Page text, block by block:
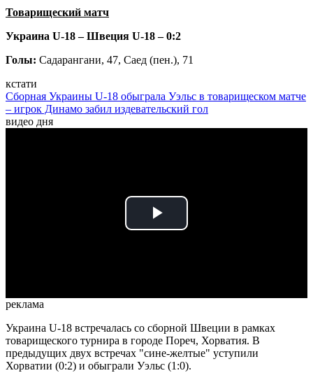
Товарищеский матч
Украина U-18 – Швеция U-18 – 0:2
Голы: Садарангани, 47, Саед (пен.), 71
кстати
Сборная Украины U-18 обыграла Уэльс в товарищеском матче
– игрок Динамо забил издевательский гол
видео дня
Play
реклама
Украина U-18 встречалась со сборной Швеции в рамках
товарищеского турнира в городе Пореч, Хорватия. В
предыдущих двух встречах "сине-желтые" уступили
Хорватии (0:2) и обыграли Уэльс (1:0).